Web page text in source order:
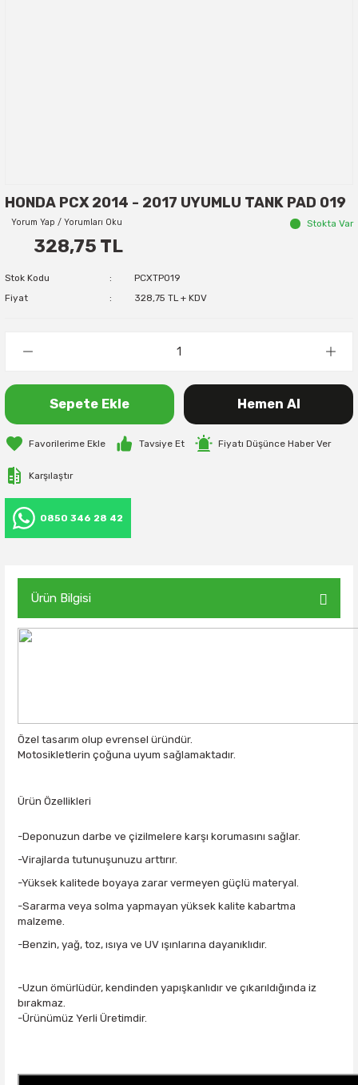
HONDA PCX 2014 - 2017 UYUMLU TANK PAD 019
Yorum Yap / Yorumları Oku Stokta Var
328,75 TL
Stok Kodu
PCXTP019
Fiyat
328,75 TL + KDV
Sepete Ekle Hemen Al
Tavsiye Et Fiyatı Düşünce Haber Ver
Karşılaştır
0850 346 28 42
Ürün Bilgisi
Özel tasarım olup evrensel üründür.
Motosikletlerin çoğuna uyum sağlamaktadır.
Ürün Özellikleri
-Deponuzun darbe ve çizilmelere karşı korumasını sağlar.
-Virajlarda tutunuşunuzu arttırır.
-Yüksek kalitede boyaya zarar vermeyen güçlü materyal.
-Sararma veya solma yapmayan yüksek kalite kabartma
malzeme.
-Benzin, yağ, toz, ısıya ve UV ışınlarına dayanıklıdır.
-Uzun ömürlüdür, kendinden yapışkanlıdır ve çıkarıldığında iz
bırakmaz.
-Ürünümüz Yerli Üretimdir.